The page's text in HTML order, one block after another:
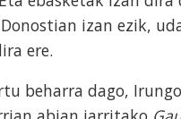
izan ezik,
ere.
beharra dago,